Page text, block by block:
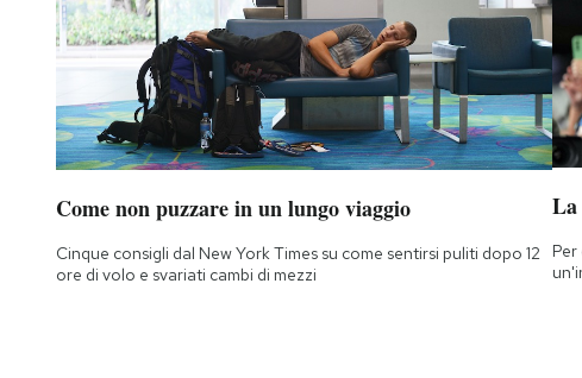
Come non puzzare in un lungo viaggio
Cinque consigli dal New York Times su come sentirsi puliti dopo 12
ore di volo e svariati cambi di mezzi
La